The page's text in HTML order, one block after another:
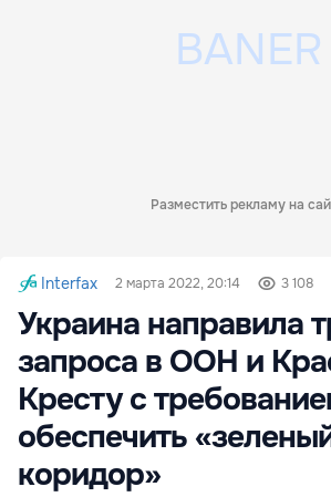
Разместить рекламу на
Interfax 2 марта 2022, 20:14 3 108
Украина направила
запроса в ООН и
Кресту с
обеспечить
коридор»